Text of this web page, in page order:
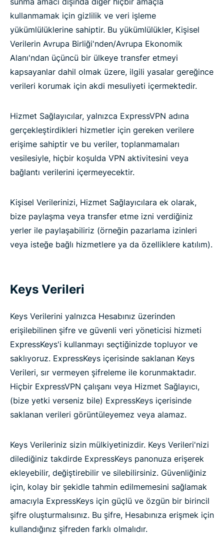
kullanmamak için gizlilik ve veri işleme
yükümlülüklerine sahiptir. Bu yükümlülükler, Kişisel
Verilerin Avrupa Birliği'nden/Avrupa Ekonomik
Alanı'ndan üçüncü bir ülkeye transfer etmeyi
kapsayanlar dahil olmak üzere, ilgili yasalar gereğince
verileri korumak için akdi mesuliyeti içermektedir.
Hizmet Sağlayıcılar, yalnızca ExpressVPN adına
gerçekleştirdikleri hizmetler için gereken verilere
erişime sahiptir ve bu veriler, toplanmamaları
vesilesiyle, hiçbir koşulda VPN aktivitesini veya
bağlantı verilerini içermeyecektir.
Kişisel Verilerinizi, Hizmet Sağlayıcılara ek olarak,
bize paylaşma veya transfer etme izni verdiğiniz
yerler ile paylaşabiliriz (örneğin pazarlama izinleri
veya isteğe bağlı hizmetlere ya da özelliklere katılım).
Keys Verileri
Keys Verilerini yalnızca Hesabınız üzerinden
erişilebilinen şifre ve güvenli veri yöneticisi hizmeti
ExpressKeys'i kullanmayı seçtiğinizde topluyor ve
saklıyoruz. ExpressKeys içerisinde saklanan Keys
Verileri, sır vermeyen şifreleme ile korunmaktadır.
Hiçbir ExpressVPN çalışanı veya Hizmet Sağlayıcı,
(bize yetki verseniz bile) ExpressKeys içerisinde
saklanan verileri görüntüleyemez veya alamaz.
Keys Verileriniz sizin mülkiyetinizdir. Keys Verileri'nizi
dilediğiniz takdirde ExpressKeys panonuza erişerek
ekleyebilir, değiştirebilir ve silebilirsiniz. Güvenliğiniz
için, kolay bir şekidle tahmin edilmemesini sağlamak
amacıyla ExpressKeys için güçlü ve özgün bir birincil
şifre oluşturmalısınız. Bu şifre, Hesabınıza erişmek için
kullandığınız şifreden farklı olmalıdır.